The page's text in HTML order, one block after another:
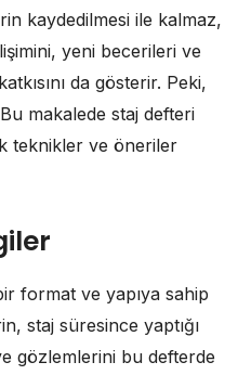
kaydedilmesi ile kalmaz,
yeni becerileri ve
da gösterir. Peki,
makalede staj defteri
teknikler ve öneriler
format ve yapıya sahip
staj süresince yaptığı
gözlemlerini bu defterde